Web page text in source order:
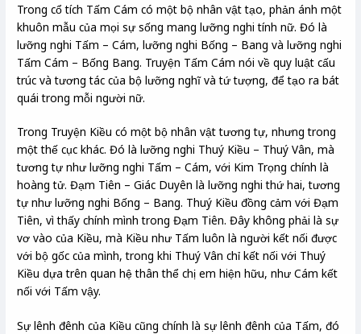
Trong cổ tích Tấm Cám có một bộ nhân vật tạo, phản ánh một
khuôn mẫu của mọi sự sống mang lưỡng nghi tính nữ. Đó là
lưỡng nghi Tấm – Cám, lưỡng nghi Bống – Bang và lưỡng nghi
Tấm Cám – Bống Bang. Truyện Tấm Cám nói về quy luật cấu
trúc và tương tác của bộ lưỡng nghĩ và tứ tượng, để tạo ra bát
quái trong mỗi người nữ.
Trong Truyện Kiều có một bộ nhân vật tương tự, nhưng trong
một thế cục khác. Đó là lưỡng nghi Thuý Kiều – Thuý Vân, mà
tương tự như lưỡng nghi Tấm – Cám, với Kim Trọng chính là
hoàng tử. Đạm Tiên – Giác Duyên là lưỡng nghi thứ hai, tương
tự như lưỡng nghi Bống – Bang. Thuý Kiều đồng cảm với Đạm
Tiên, vì thấy chính mình trong Đạm Tiên. Đây không phải là sự
vơ vào của Kiều, mà Kiều như Tấm luôn là người kết nối được
với bộ gốc của mình, trong khi Thuý Vân chỉ kết nối với Thuý
Kiều dựa trên quan hệ thân thể chị em hiện hữu, như Cám kết
nối với Tấm vậy.
Sự lênh đênh của Kiều cũng chính là sự lênh đênh của Tấm, đó